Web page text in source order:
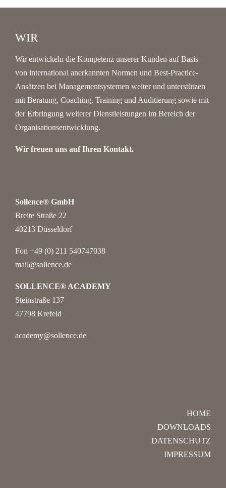
WIR
Wir entwickeln die Kompetenz unserer Kunden auf Basis
von international anerkannten Normen und Best-Practice-
Ansätzen bei Managementsystemen weiter und unterstützen
mit Beratung, Coaching, Training und Auditierung sowie mit
der Erbringung weiterer Dienstleistungen im Bereich der
Organisationsentwicklung.
Wir freuen uns auf Ihren Kontakt.
Sollence® GmbH
Breite Straße 22
40213 Düsseldorf
Fon +49 (0) 211 540747038‬
mail@sollence.de
SOLLENCE® ACADEMY
Steinstraße 137
47798 Krefeld
academy@sollence.de
HOME
DOWNLOADS
DATENSCHUTZ
IMPRESSUM